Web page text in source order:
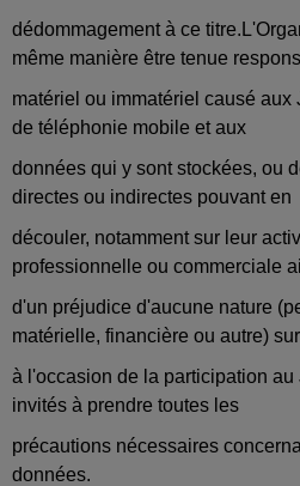
dédommagement à ce
même manière être tenue
matériel ou immatériel causé aux
de téléphonie mobile et aux
données qui y sont stockées, ou
directes ou indirectes pouvant en
découler, notamment sur leur
professionnelle ou commerciale
d'un préjudice d'aucune nature
matérielle, financière ou autre)
à l'occasion de la participation
invités à prendre toutes les
précautions nécessaires
données.